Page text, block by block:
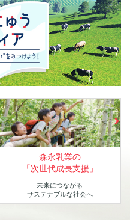
森永乳業の
「次世代成長支援」
未来につながる
サステナブルな社会へ